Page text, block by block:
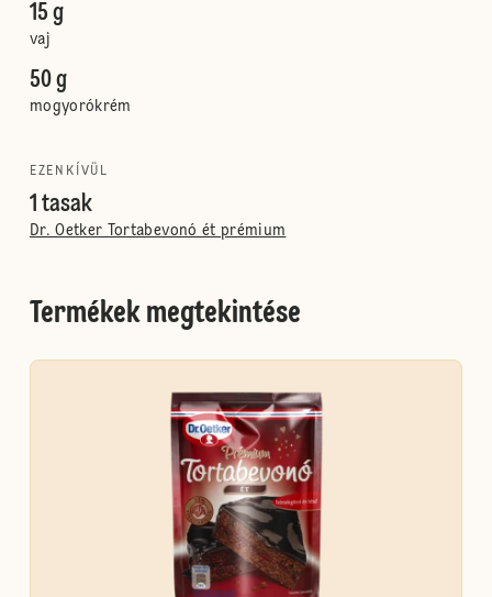
15 g
vaj
50 g
mogyorókrém
EZENKÍVÜL
1 tasak
Dr. Oetker Tortabevonó ét prémium
Termékek megtekintése